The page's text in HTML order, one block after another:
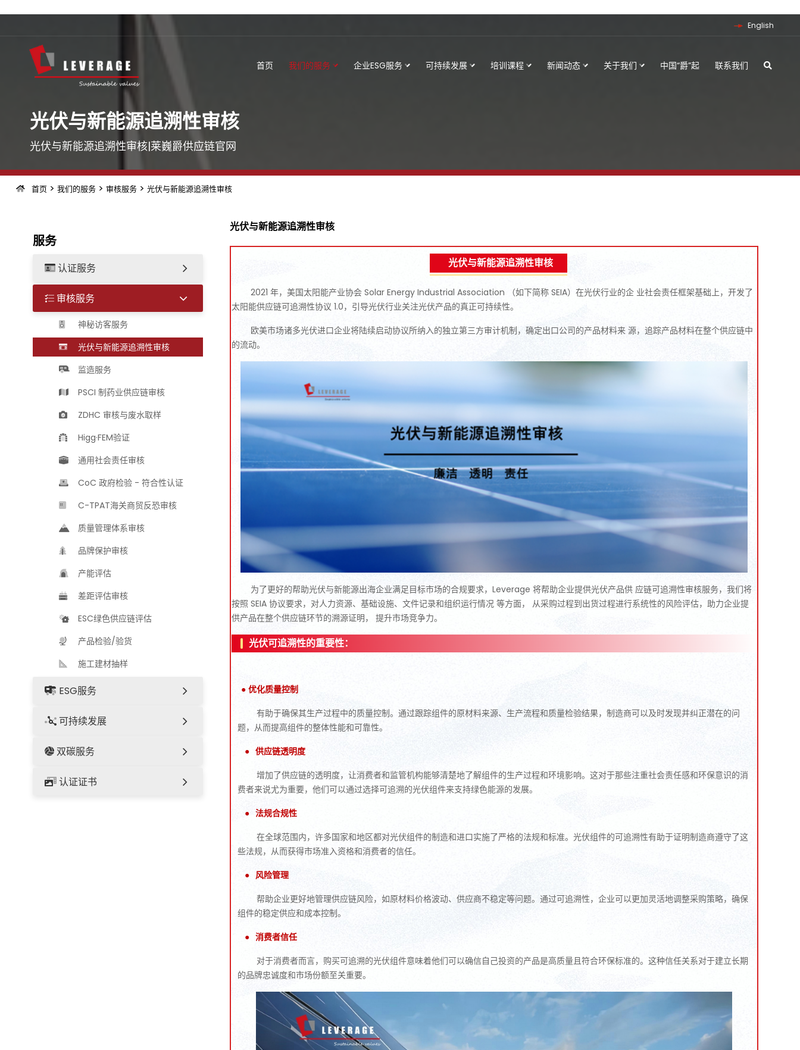
English
首页 我们的服务 企业ESG服务 可持续发展 培训课程 新闻动态 关于我们 中国“爵”起 联系我们
光伏与新能源追溯性审核
光伏与新能源追溯性审核|莱巍爵供应链官网
首页> 我们的服务> 审核服务> 光伏与新能源追溯性审核
服务
认证服务
审核服务
神秘访客服务
光伏与新能源追溯性审核
监造服务
PSCI 制药业供应链审核
ZDHC 审核与废水取样
Higg·FEM验证
通用社会责任审核
CoC 政府检验 - 符合性认证
C-TPAT海关商贸反恐审核
质量管理体系审核
品牌保护审核
产能评估
差距评估审核
ESC绿色供应链评估
产品检验/验货
施工建材抽样
ESG服务
可持续发展
双碳服务
认证证书
光伏与新能源追溯性审核
光伏与新能源追溯性审核
2021 年，美国太阳能产业协会 Solar Energy Industrial Association （如下简称 SEIA）在光伏行业的企 业社会责任框架基础上，开发了
太阳能供应链可追溯性协议 1.0，引导光伏行业关注光伏产品的真正可持续性。
欧美市场诸多光伏进口企业将陆续启动协议所纳入的独立第三方审计机制，确定出口公司的产品材料来 源，追踪产品材料在整个供应链中
的流动。
为了更好的帮助光伏与新能源出海企业满足目标市场的合规要求，Leverage 将帮助企业提供光伏产品供 应链可追溯性审核服务，我们将
按照 SEIA 协议要求，对人力资源、基础设施、文件记录和组织运行情况 等方面， 从采购过程到出货过程进行系统性的风险评估，助力企业提
供产品在整个供应链环节的溯源证明， 提升市场竞争力。
光伏可追溯性的重要性：
● 优化质量控制
有助于确保其生产过程中的质量控制。通过跟踪组件的原材料来源、生产流程和质量检验结果，制造商可以及时发现并纠正潜在的问
题，从而提高组件的整体性能和可靠性。
● 供应链透明度
增加了供应链的透明度，让消费者和监管机构能够清楚地了解组件的生产过程和环境影响。这对于那些注重社会责任感和环保意识的消
费者来说尤为重要，他们可以通过选择可追溯的光伏组件来支持绿色能源的发展。
● 法规合规性
在全球范围内，许多国家和地区都对光伏组件的制造和进口实施了严格的法规和标准。光伏组件的可追溯性有助于证明制造商遵守了这
些法规，从而获得市场准入资格和消费者的信任。
● 风险管理
帮助企业更好地管理供应链风险，如原材料价格波动、供应商不稳定等问题。通过可追溯性，企业可以更加灵活地调整采购策略，确保
组件的稳定供应和成本控制。
● 消费者信任
对于消费者而言，购买可追溯的光伏组件意味着他们可以确信自己投资的产品是高质量且符合环保标准的。这种信任关系对于建立长期
的品牌忠诚度和市场份额至关重要。